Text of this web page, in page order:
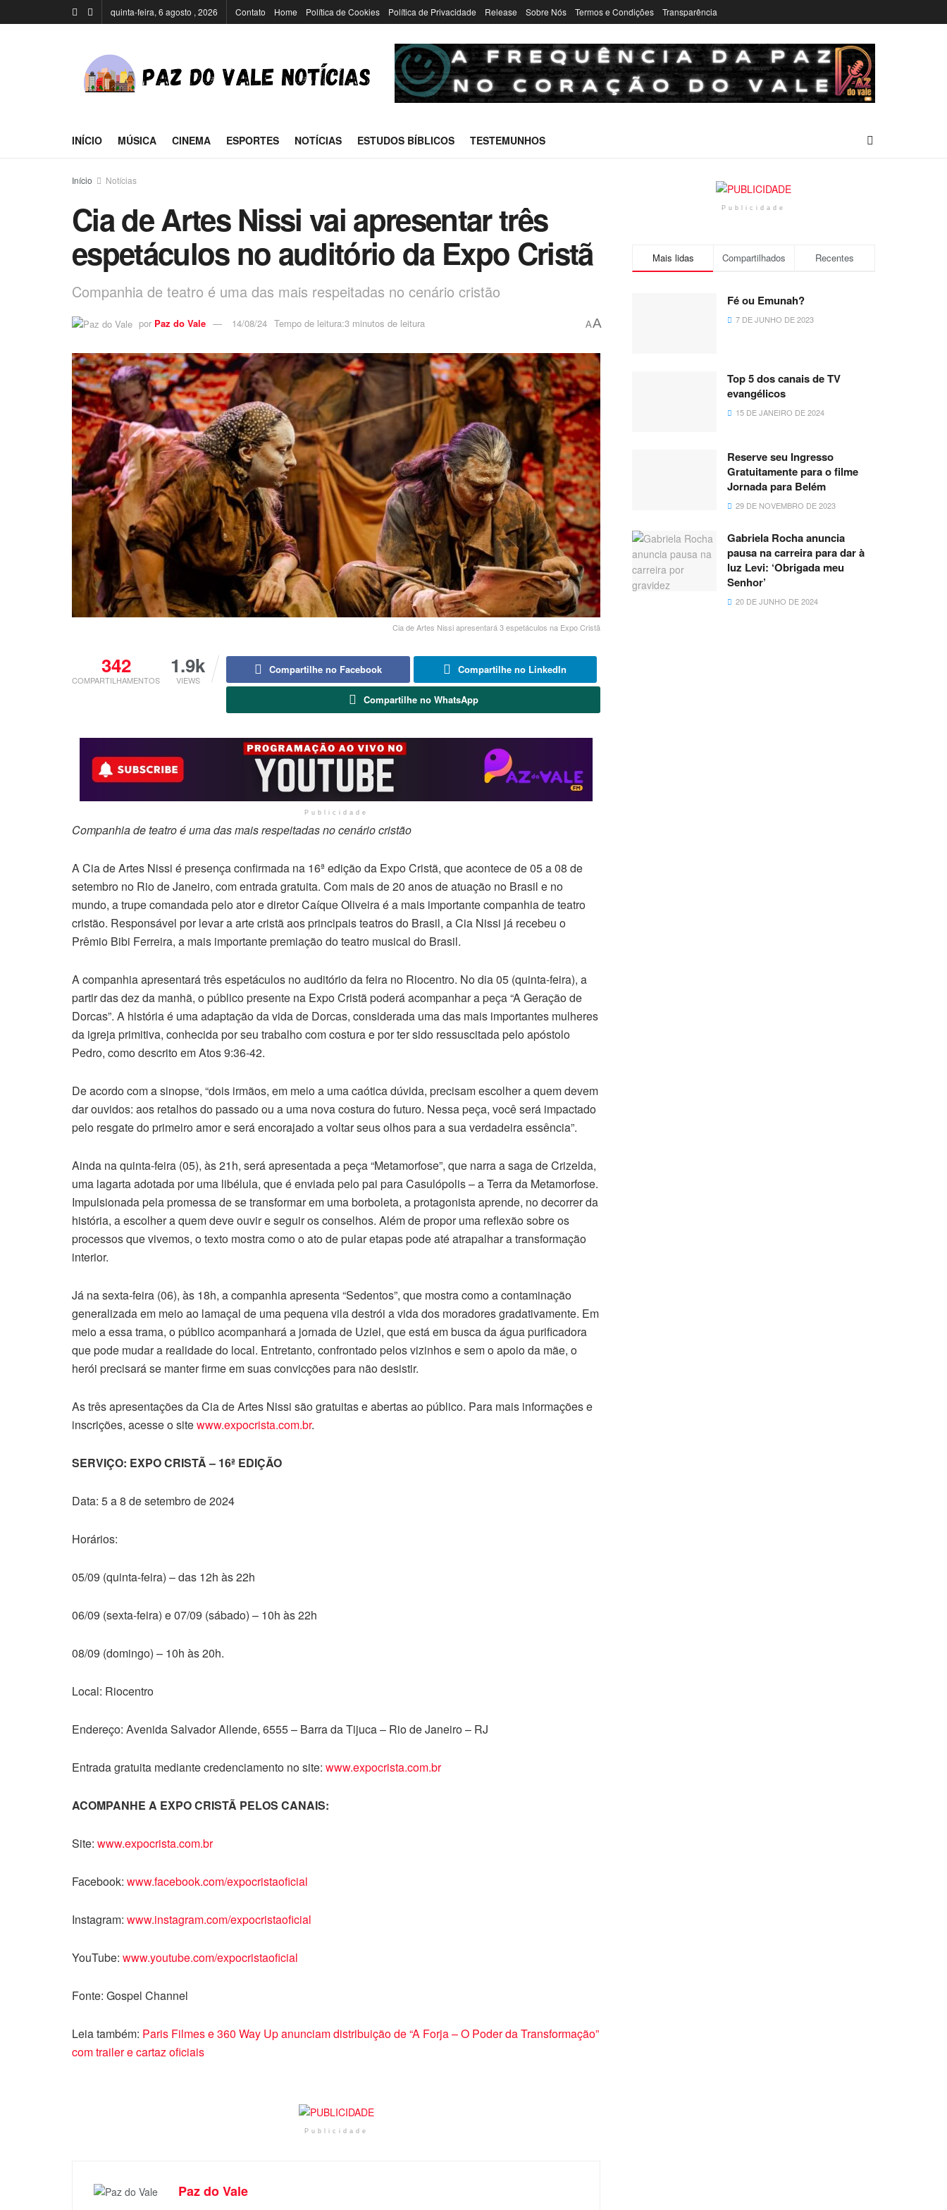
quinta-feira, 6 agosto , 2026 Contato Home Política de Cookies Política de Privacidade Release Sobre Nós Termos e Condições Transparência
INÍCIO MÚSICA CINEMA ESPORTES NOTÍCIAS ESTUDOS BÍBLICOS TESTEMUNHOS
Início Notícias
Cia de Artes Nissi vai apresentar três
espetáculos no auditório da Expo Cristã
Companhia de teatro é uma das mais respeitadas no cenário cristão
por Paz do Vale 14/08/24 Tempo de leitura:3 minutos de leitura AA
Cia de Artes Nissi apresentará 3 espetáculos na Expo Cristã
342
COMPARTILHAMENTOS
1.9k
VIEWS
Compartilhe no Facebook Compartilhe no LinkedIn
Compartilhe no WhatsApp
Publicidade
Companhia de teatro é uma das mais respeitadas no cenário cristão
A Cia de Artes Nissi é presença confirmada na 16ª edição da Expo Cristã, que acontece de 05 a 08 de
setembro no Rio de Janeiro, com entrada gratuita. Com mais de 20 anos de atuação no Brasil e no
mundo, a trupe comandada pelo ator e diretor Caíque Oliveira é a mais importante companhia de teatro
cristão. Responsável por levar a arte cristã aos principais teatros do Brasil, a Cia Nissi já recebeu o
Prêmio Bibi Ferreira, a mais importante premiação do teatro musical do Brasil.
A companhia apresentará três espetáculos no auditório da feira no Riocentro. No dia 05 (quinta-feira), a
partir das dez da manhã, o público presente na Expo Cristã poderá acompanhar a peça “A Geração de
Dorcas”. A história é uma adaptação da vida de Dorcas, considerada uma das mais importantes mulheres
da igreja primitiva, conhecida por seu trabalho com costura e por ter sido ressuscitada pelo apóstolo
Pedro, como descrito em Atos 9:36-42.
De acordo com a sinopse, “dois irmãos, em meio a uma caótica dúvida, precisam escolher a quem devem
dar ouvidos: aos retalhos do passado ou a uma nova costura do futuro. Nessa peça, você será impactado
pelo resgate do primeiro amor e será encorajado a voltar seus olhos para a sua verdadeira essência”.
Ainda na quinta-feira (05), às 21h, será apresentada a peça “Metamorfose”, que narra a saga de Crizelda,
uma lagarta adotada por uma libélula, que é enviada pelo pai para Casulópolis – a Terra da Metamorfose.
Impulsionada pela promessa de se transformar em uma borboleta, a protagonista aprende, no decorrer da
história, a escolher a quem deve ouvir e seguir os conselhos. Além de propor uma reflexão sobre os
processos que vivemos, o texto mostra como o ato de pular etapas pode até atrapalhar a transformação
interior.
Já na sexta-feira (06), às 18h, a companhia apresenta “Sedentos”, que mostra como a contaminação
generalizada em meio ao lamaçal de uma pequena vila destrói a vida dos moradores gradativamente. Em
meio a essa trama, o público acompanhará a jornada de Uziel, que está em busca da água purificadora
que pode mudar a realidade do local. Entretanto, confrontado pelos vizinhos e sem o apoio da mãe, o
herói precisará se manter firme em suas convicções para não desistir.
As três apresentações da Cia de Artes Nissi são gratuitas e abertas ao público. Para mais informações e
inscrições, acesse o sitewww.expocrista.com.br.
SERVIÇO: EXPO CRISTÃ – 16ª EDIÇÃO
Data: 5 a 8 de setembro de 2024
Horários:
05/09 (quinta-feira) – das 12h às 22h
06/09 (sexta-feira) e 07/09 (sábado) – 10h às 22h
08/09 (domingo) – 10h às 20h.
Local: Riocentro
Endereço: Avenida Salvador Allende, 6555 – Barra da Tijuca – Rio de Janeiro – RJ
Entrada gratuita mediante credenciamento no site: www.expocrista.com.br
ACOMPANHE A EXPO CRISTÃ PELOS CANAIS:
Site: www.expocrista.com.br
Facebook: www.facebook.com/expocristaoficial
Instagram: www.instagram.com/expocristaoficial
YouTube: www.youtube.com/expocristaoficial
Fonte: Gospel Channel
Leia também: Paris Filmes e 360 Way Up anunciam distribuição de “A Forja – O Poder da Transformação”
com trailer e cartaz oficiais
Publicidade
Paz do Vale
Publicidade
Mais lidas Compartilhados Recentes
Fé ou Emunah?
7 DE JUNHO DE 2023
Top 5 dos canais de TV
evangélicos
15 DE JANEIRO DE 2024
Reserve seu Ingresso
Gratuitamente para o filme
Jornada para Belém
29 DE NOVEMBRO DE 2023
Gabriela Rocha anuncia
pausa na carreira para dar à
luz Levi: ‘Obrigada meu
Senhor’
20 DE JUNHO DE 2024